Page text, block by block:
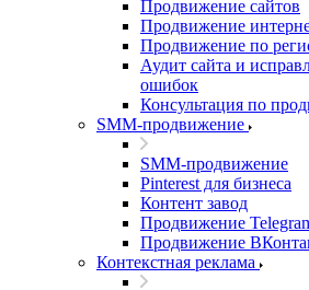
Продвижение сайтов
Продвижение
Продвижение по
Аудит сайта и
ошибок
Консультация по
SMM-продвижение
SMM-продвижение
Pinterest для бизнеса
Контент завод
Продвижение
Продвижение
Контекстная реклама